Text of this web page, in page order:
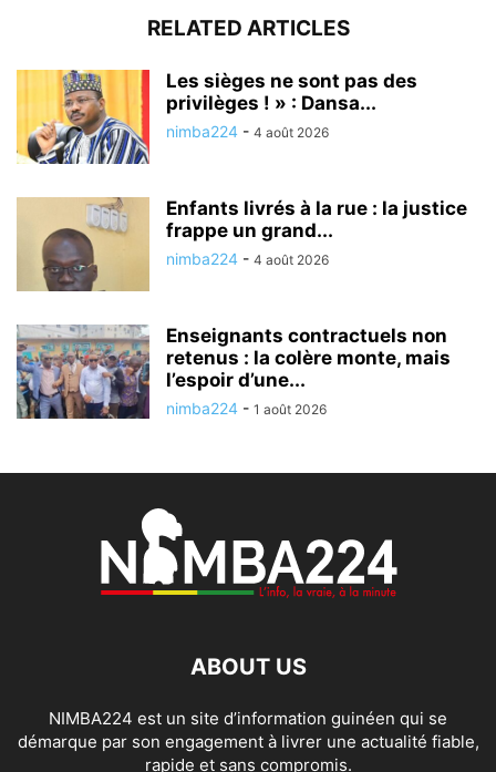
RELATED ARTICLES
Les sièges ne sont pas des
privilèges ! » : Dansa...
nimba224 - 4 août 2026
Enfants livrés à la rue : la justice
frappe un grand...
nimba224 - 4 août 2026
Enseignants contractuels non
retenus : la colère monte, mais
l’espoir d’une...
nimba224 - 1 août 2026
ABOUT US
NIMBA224 est un site d’information guinéen qui se
démarque par son engagement à livrer une actualité fiable,
rapide et sans compromis.